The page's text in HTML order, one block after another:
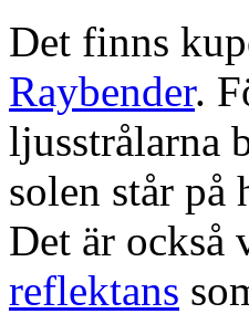
Det finns
Raybender.
ljusstrålarna
solen står på
Det är också
reflektans